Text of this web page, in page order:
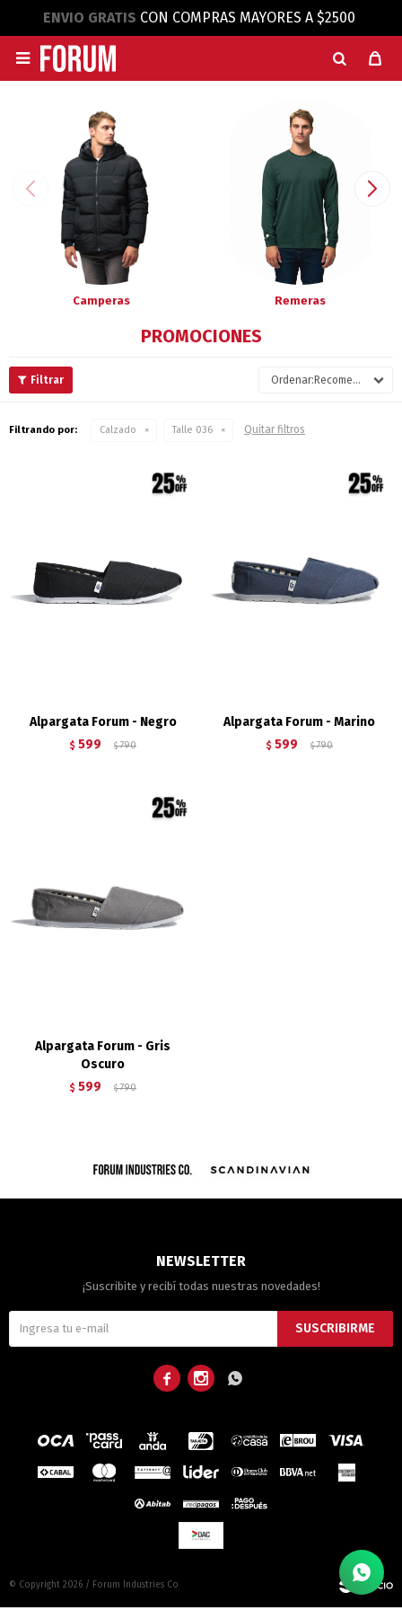
ENVIO GRATIS CON COMPRAS MAYORES A $2500

Camperas Remeras
PROMOCIONES
Recomendados
Filtrando por: Calzado Talle 036 Quitar filtros
Alpargata Forum - Negro
$ 599 $ 790
Alpargata Forum - Marino
$ 599 $ 790
Alpargata Forum - Gris
Oscuro
$ 599 $ 790
NEWSLETTER
¡Suscribite y recibí todas nuestras novedades!
SUSCRIBIRME
  
© Copyright 2026 / Forum Industries Co